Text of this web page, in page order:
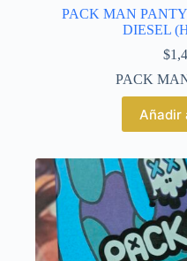
PACK MAN
DIESEL
$
PACK
Añadir